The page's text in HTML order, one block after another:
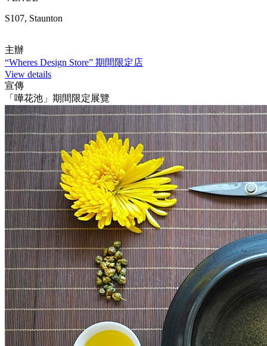
S107, Staunton
主辦
“Wheres Design Store” 期間限定店
View details
宣傳
「嘩花池」期間限定展覽